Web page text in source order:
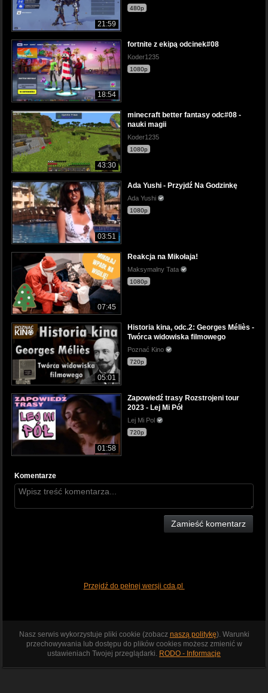
21:59
480p
18:54
fortnite z ekipą odcinek#08
Koder1235
1080p
43:30
minecraft better fantasy odc#08 -
nauki magii
Koder1235
1080p
03:51
Ada Yushi - Przyjdź Na Godzinkę
Ada Yushi
1080p
07:45
Reakcja na Mikołaja!
Maksymalny Tata
1080p
05:01
Historia kina, odc.2: Georges Méliès -
Twórca widowiska filmowego
Poznać Kino
720p
01:58
Zapowiedź trasy Rozstrojeni tour
2023 - Lej Mi Pół
Lej Mi Pol
720p
Komentarze
Zamieść komentarz
Przejdź do pełnej wersji cda.pl
Nasz serwis wykorzystuje pliki cookie (zobacz naszą politykę). Warunki
przechowywania lub dostępu do plików cookies możesz zmienić w
ustawieniach Twojej przeglądarki. RODO - Informacje